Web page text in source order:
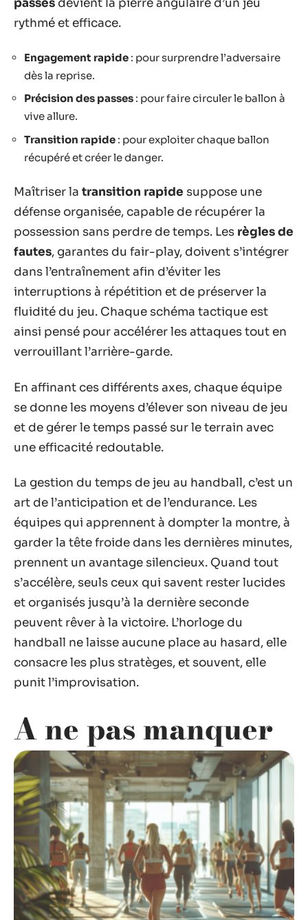
passes devient la pierre angulaire d’un jeu
rythmé et efficace.
Engagement rapide : pour surprendre l’adversaire
dès la reprise.
Précision des passes : pour faire circuler le ballon à
vive allure.
Transition rapide : pour exploiter chaque ballon
récupéré et créer le danger.
Maîtriser la transition rapide suppose une
défense organisée, capable de récupérer la
possession sans perdre de temps. Les règles de
fautes, garantes du fair-play, doivent s’intégrer
dans l’entraînement afin d’éviter les
interruptions à répétition et de préserver la
fluidité du jeu. Chaque schéma tactique est
ainsi pensé pour accélérer les attaques tout en
verrouillant l’arrière-garde.
En affinant ces différents axes, chaque équipe
se donne les moyens d’élever son niveau de jeu
et de gérer le temps passé sur le terrain avec
une efficacité redoutable.
La gestion du temps de jeu au handball, c’est un
art de l’anticipation et de l’endurance. Les
équipes qui apprennent à dompter la montre, à
garder la tête froide dans les dernières minutes,
prennent un avantage silencieux. Quand tout
s’accélère, seuls ceux qui savent rester lucides
et organisés jusqu’à la dernière seconde
peuvent rêver à la victoire. L’horloge du
handball ne laisse aucune place au hasard, elle
consacre les plus stratèges, et souvent, elle
punit l’improvisation.
A ne pas manquer